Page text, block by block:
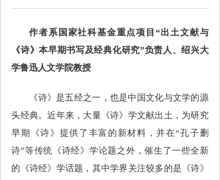
作者系国家社科基金重点项目“出土文献与
《诗》本早期书写及经典化研究”负责人、绍兴大
学鲁迅人文学院教授
《诗》是五经之一，也是中国文化与文学的源
头经典。近年来，大量《诗》学文献出土，为研究
早期《诗》提供了丰富的新材料，并在“孔子删
诗”等传统《诗经》学论题之外，催生了一些全新
的《诗经》学话题，其中学界关注较多的是《诗》